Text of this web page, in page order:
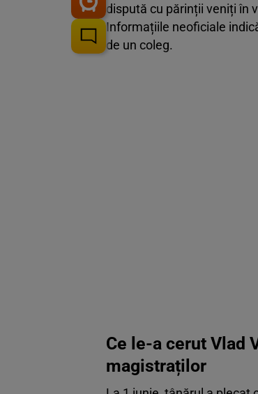
dispută cu părinții veniți în
Informațiile neoficiale
de un coleg.
Ce le-a cerut Vlad
magistraților